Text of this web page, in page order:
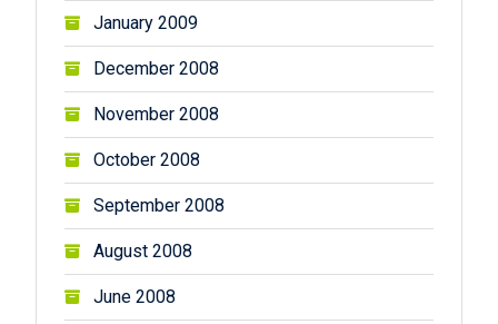
January 2009
December 2008
November 2008
October 2008
September 2008
August 2008
June 2008